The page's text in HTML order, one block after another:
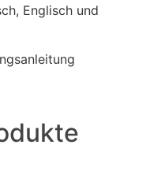
Englisch und